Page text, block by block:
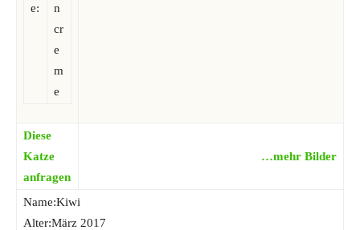
e:
n
cr
e
m
e
Diese
Katze
anfragen
…mehr Bilder
Name:Kiwi
Alter:März 2017